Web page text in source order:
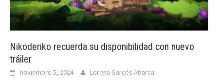
Nikoderiko recuerda su disponibilidad con nuevo
tráiler
noviembre 5, 2024 Lorena Garcés Abarca